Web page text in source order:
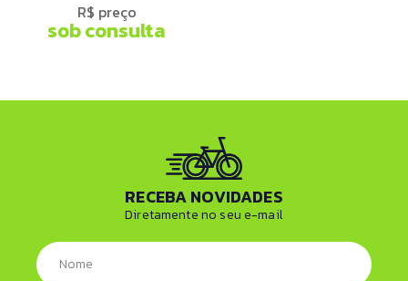
R$ preço
sob consulta
RECEBA NOVIDADES
Diretamente no seu e-mail